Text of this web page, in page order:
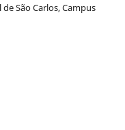
São Carlos, Campus